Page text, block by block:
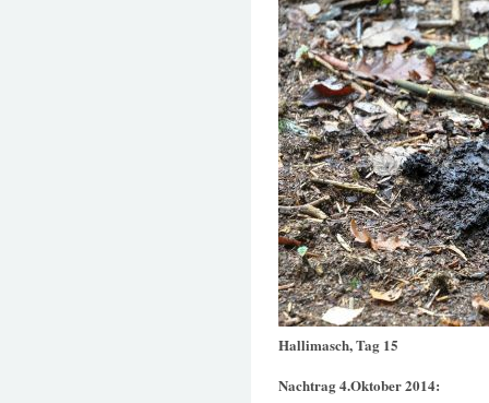
Hallimasch, Tag 15
Nachtrag 4.Oktober 2014: